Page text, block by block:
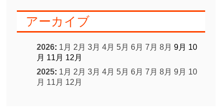
アーカイブ
2026: 1月 2月 3月 4月 5月 6月 7月 8月 9月 10
月 11月 12月
2025: 1月 2月 3月 4月 5月 6月 7月 8月 9月 10
月 11月 12月